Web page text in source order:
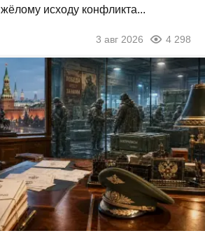
исходу конфликта...
3 авг 2026 4 298